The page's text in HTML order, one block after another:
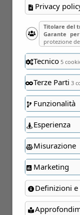
29
Ago
Privacy
Titolare del
Garante
protezione
Tecnico5
Terze Parti 3
Funzionalità
Esperienza
Misurazione
Marketing
Definizioni